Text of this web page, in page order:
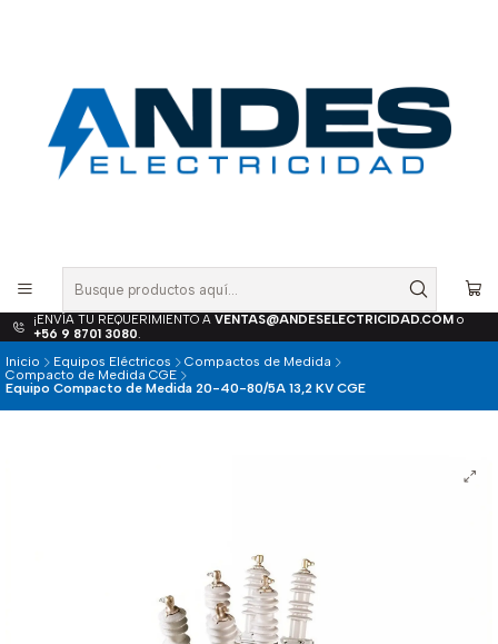
¡ENVÍA TU REQUERIMIENTO A VENTAS@ANDESELECTRICIDAD.COMo
+56 9 8701 3080.
Inicio
Equipos Eléctricos
Compactos de Medida
Compacto de Medida CGE
Equipo Compacto de Medida 20-40-80/5A 13,2 KV CGE